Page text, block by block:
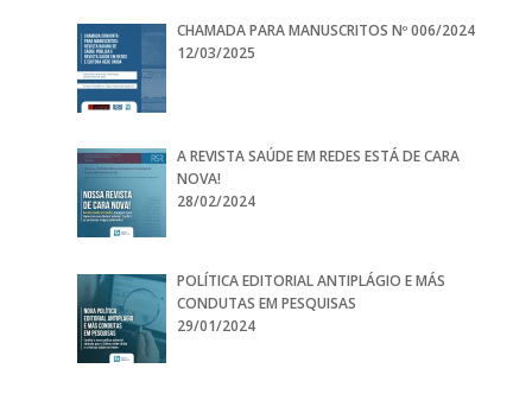
CHAMADA PARA MANUSCRITOS Nº 006/2024
12/03/2025
A REVISTA SAÚDE EM REDES ESTÁ DE CARA
NOVA!
28/02/2024
POLÍTICA EDITORIAL ANTIPLÁGIO E MÁS
CONDUTAS EM PESQUISAS
29/01/2024